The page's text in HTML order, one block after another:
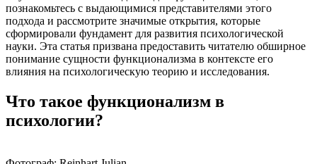
познакомьтесь с выдающимися представителями этого
подхода и рассмотрите значимые открытия, которые
сформировали фундамент для развития психологической
науки. Эта статья призвана предоставить читателю обширное
понимание сущности функционализма в контексте его
влияния на психологическую теорию и исследования.
Что такое функционализм в
психологии?